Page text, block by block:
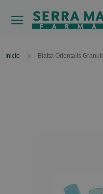
Inicio Blatta Orientalis